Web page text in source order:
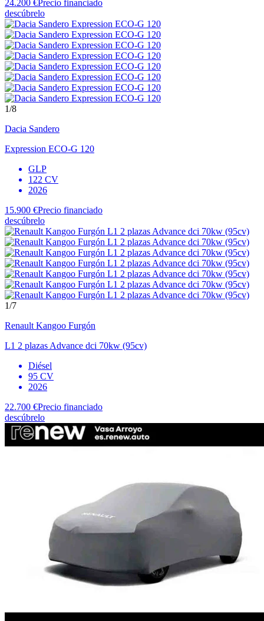
24.200 €Precio financiado
descúbrelo
1/8
Dacia Sandero
Expression ECO-G 120
GLP
122 CV
2026
15.900 €Precio financiado
descúbrelo
1/7
Renault Kangoo Furgón
L1 2 plazas Advance dci 70kw (95cv)
Diésel
95 CV
2026
22.700 €Precio financiado
descúbrelo